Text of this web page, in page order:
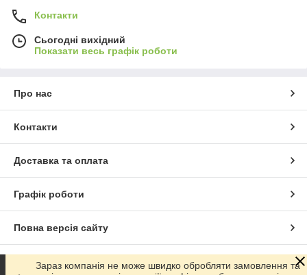
Контакти
Сьогодні вихідний
Показати весь графік роботи
Про нас
Контакти
Доставка та оплата
Графік роботи
Повна версія сайту
Сайт створено на маркетплейсіProm.ua
Зараз компанія не може швидко обробляти замовлення та